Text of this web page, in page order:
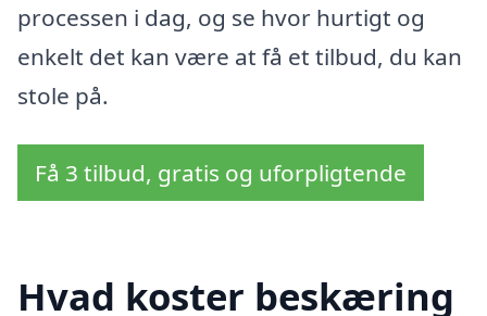
processen i dag, og se hvor hurtigt og
enkelt det kan være at få et tilbud, du kan
stole på.
Få 3 tilbud, gratis og uforpligtende
Hvad koster beskæring